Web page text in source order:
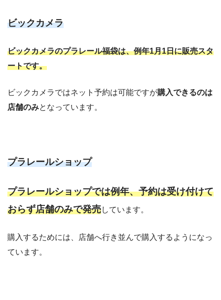
ビックカメラ
ビックカメラのプラレール福袋は、例年1月1日に販売スタ
ートです。
ビックカメラではネット予約は可能ですが購入できるのは
店舗のみとなっています。
プラレールショップ
プラレールショップでは例年、予約は受け付けて
おらず店舗のみで発売しています。
購入するためには、店舗へ行き並んで購入するようになっ
ています。